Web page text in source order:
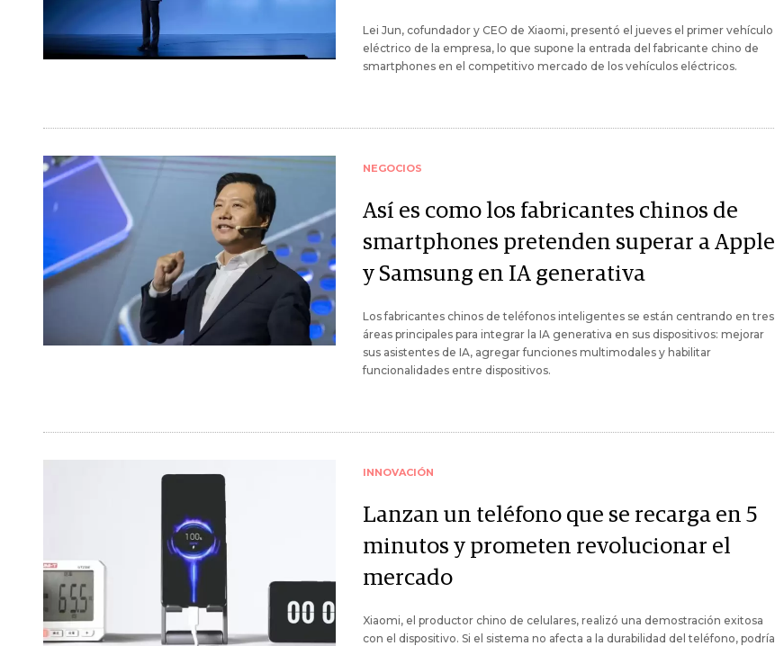
Lei Jun, cofundador y CEO de Xiaomi, presentó el jueves el primer vehículo
eléctrico de la empresa, lo que supone la entrada del fabricante chino de
smartphones en el competitivo mercado de los vehículos eléctricos.
NEGOCIOS
Así es como los fabricantes chinos de
smartphones pretenden superar a Apple
y Samsung en IA generativa
Los fabricantes chinos de teléfonos inteligentes se están centrando en tres
áreas principales para integrar la IA generativa en sus dispositivos: mejorar
sus asistentes de IA, agregar funciones multimodales y habilitar
funcionalidades entre dispositivos.
INNOVACIÓN
Lanzan un teléfono que se recarga en 5
minutos y prometen revolucionar el
mercado
Xiaomi, el productor chino de celulares, realizó una demostración exitosa
con el dispositivo. Si el sistema no afecta a la durabilidad del teléfono, podría